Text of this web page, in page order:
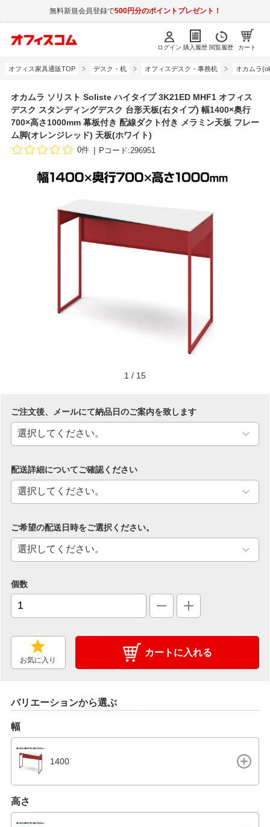
無料新規会員登録で500円分のポイントプレゼント！
ログイン 購入履歴 閲覧履歴 カート
オフィス家具通販TOP デスク・机 オフィスデスク・事務机 オカムラ
オカムラ ソリスト Soliste ハイタイプ 3K21ED MHF1 オフィス
デスク スタンディングデスク 台形天板(右タイプ) 幅1400×奥行
700×高さ1000mm 幕板付き 配線ダクト付き メラミン天板 フレー
ム脚(オレンジレッド) 天板(ホワイト)
0件 Pコード:296951
1 / 15
ご注文後、メールにて納品日のご案内を致します
配送詳細についてご確認ください
ご希望の配送日時をご選択ください。
個数
お気に入り
カートに入れる
バリエーションから選ぶ
幅
1400
高さ